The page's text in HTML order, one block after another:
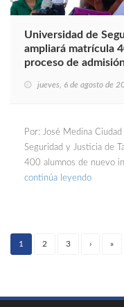
Universidad de
ampliará matrícula
proceso de
jueves, 6 de agosto de
Por: José Medina
Seguridad y Justicia de
400 alumnos de nuevo
continúa leyendo
1
(current)
2 3 › »